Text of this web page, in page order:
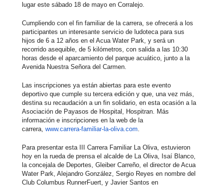
lugar este sábado 18 de mayo en Corralejo.
Cumpliendo con el fin familiar de la carrera, se ofrecerá a los
participantes un interesante servicio de ludoteca para sus
hijos de 6 a 12 años en el Acua Water Park, y será un
recorrido asequible, de 5 kilómetros, con salida a las 10:30
horas desde el aparcamiento del parque acuático, junto a la
Avenida Nuestra Señora del Carmen.
Las inscripciones ya están abiertas para este evento
deportivo que cumple su tercera edición y que, una vez más,
destina su recaudación a un fin solidario, en esta ocasión a la
Asociación de Payasos de Hospital, Hospitran. Más
información e inscripciones en la web de la
carrera, www.carrera-familiar-la-oliva.com.
Para presentar esta III Carrera Familiar La Oliva, estuvieron
hoy en la rueda de prensa el alcalde de La Oliva, Isaí Blanco,
la concejala de Deportes, Gleiber Carreño, el director de Acua
Water Park, Alejandro González, Sergio Reyes en nombre del
Club Columbus RunnerFuert, y Javier Santos en